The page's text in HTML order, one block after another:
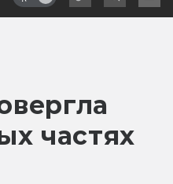
частях